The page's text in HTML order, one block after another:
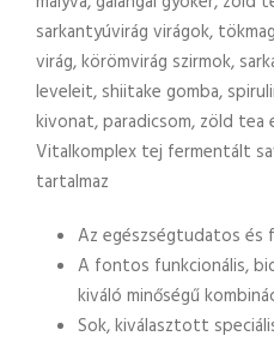
sarkantyúvirág virágok,
virág, körömvirág szirmok,
leveleit, shiitake gomba,
kivonat, paradicsom, zöld tea
Vitalkomplex tej fermentált
tartalmaz
Az egészségtudatos
A fontos funkcionális,
kiváló minőségű
Sok, kiválasztott